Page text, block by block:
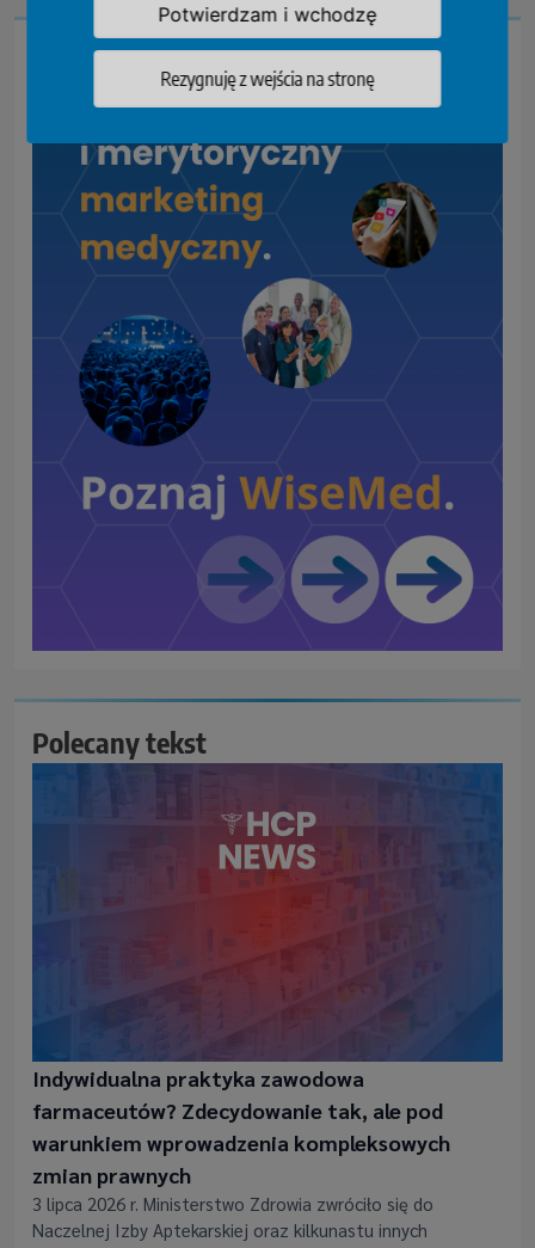
Potwierdzam i wchodzę
Rezygnuję z wejścia na stronę
Polecany tekst
Indywidualna praktyka zawodowa
farmaceutów? Zdecydowanie tak, ale pod
warunkiem wprowadzenia kompleksowych
zmian prawnych
3 lipca 2026 r. Ministerstwo Zdrowia zwróciło się do
Naczelnej Izby Aptekarskiej oraz kilkunastu innych